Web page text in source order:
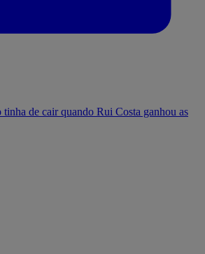
de cair quando Rui Costa ganhou as